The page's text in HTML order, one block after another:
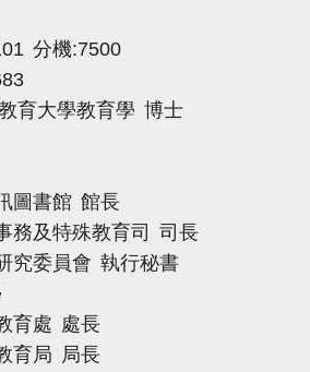
分機:7500
育大學教育學 博士
圖書館 館長
務及特殊教育司 司長
究委員會 執行秘書
育處 處長
育局 局長